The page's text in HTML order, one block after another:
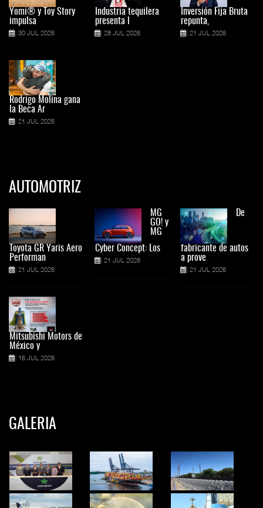
Yomi® y Toy Story
impulsa
30 JUL 2026
Rodrigo Molina gana
la Beca Ar
21 JUL 2026
Industria tequilera
presenta l
28 JUL 2026
Inversión Fija Bruta
repunta,
21 JUL 2026
AUTOMOTRIZ
Toyota GR Yaris Aero
Performan
21 JUL 2026
Mitsubishi Motors de
México y
16 JUL 2026
MG
GO! y
MG
Cyber Concept: Los
21 JUL 2026
De
fabricante de autos
a prove
21 JUL 2026
GALERIA